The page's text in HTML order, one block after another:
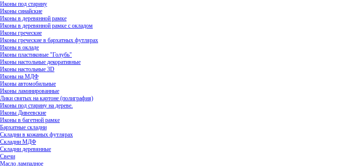
Иконы под старину
Иконы синайские
Иконы в деревянной рамке
Иконы в деревянной рамке с окладом
Иконы греческие
Иконы греческие в бархатных футлярах
Иконы в окладе
Иконы пластиковые "Голубь"
Иконы настольные декоративные
Иконы настольные 3D
Иконы на МДФ
Иконы автомобильные
Иконы ламинированные
Лики святых на картоне (полиграфия)
Иконы под старину на дереве.
Иконы Дивеевские
Иконы в багетной рамке
Бархатные складни
Складни в кожаных футлярах
Складни МДФ
Складни деревянные
Свечи
Масло лампадное